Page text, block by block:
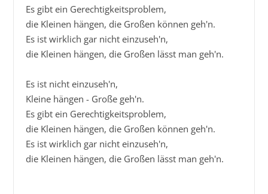
Es gibt ein Gerechtigkeitsproblem,
die Kleinen hängen, die Großen können geh'n.
Es ist wirklich gar nicht einzuseh'n,
die Kleinen hängen, die Großen lässt man geh'n.
Es ist nicht einzuseh'n,
Kleine hängen - Große geh'n.
Es gibt ein Gerechtigkeitsproblem,
die Kleinen hängen, die Großen können geh'n.
Es ist wirklich gar nicht einzuseh'n,
die Kleinen hängen, die Großen lässt man geh'n.